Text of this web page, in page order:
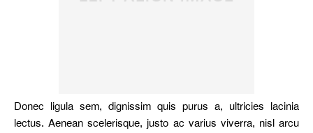
Donec ligula sem, dignissim quis purus a, ultricies lacinia
lectus. Aenean scelerisque, justo ac varius viverra, nisl arcu